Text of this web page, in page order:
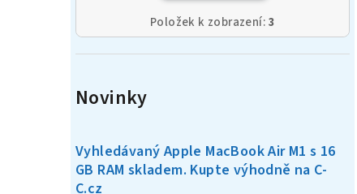
Položek k zobrazení:3
Novinky
Vyhledávaný Apple MacBook Air M1 s 16
GB RAM skladem. Kupte výhodně na C-
C.cz